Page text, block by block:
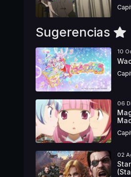
Sugerencias
10
06
02